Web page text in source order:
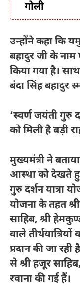
गोली
उन्होंने कहा कि
बहादुर जी के नाम
किया गया है।
बंदा सिंह बहादुर
‘स्वर्ण जयंती गुरु
को मिली है बड़ी
मुख्यमंत्री ने
आस्था को देखते
गुरु दर्शन यात्रा
योजना के तहत
साहिब, श्री
वाले तीर्थयात्रियों
प्रदान की जा रही
से श्री हजूर
रवाना की गई हैं।